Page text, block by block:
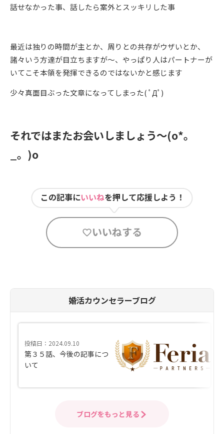
話せなかった事、話したら案外とスッキリした事
最近は独りの時間が主とか、周りとの共存がウザいとか、
諸々いう方達が目立ちますが～、やっぱり人はパートナーが
いてこそ本領を発揮できるのではないかと感じます
少々真面目ぶった文章になってしまった(ﾟДﾟ )
それではまたお会いしましょう～(o*。
。 )o
この記事にいいねを押して応援しよう！
いいねする
婚活カウンセラーブログ
投稿日：2024.09.10
第３５話、今後の記事につ
いて
ブログをもっと見る